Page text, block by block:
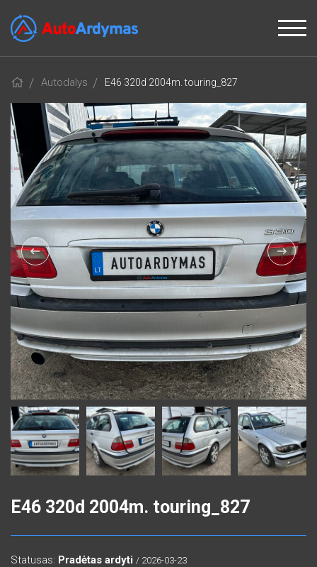
Autodalys E46 320d 2004m. touring_827
E46 320d 2004m. touring_827
Statusas: Pradėtas ardyti / 2026-03-23